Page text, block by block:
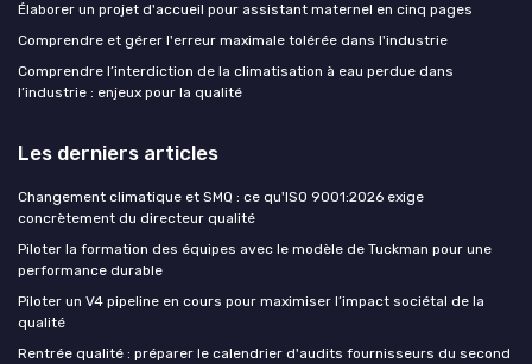
Élaborer un projet d'accueil pour assistant maternel en cinq pages
Comprendre et gérer l'erreur maximale tolérée dans l'industrie
Comprendre l’interdiction de la climatisation à eau perdue dans
l’industrie : enjeux pour la qualité
Les derniers articles
Changement climatique et SMQ : ce qu'ISO 9001:2026 exige
concrètement du directeur qualité
Piloter la formation des équipes avec le modèle de Tuckman pour une
performance durable
Piloter un V4 pipeline en cours pour maximiser l’impact sociétal de la
qualité
Rentrée qualité : préparer le calendrier d'audits fournisseurs du second